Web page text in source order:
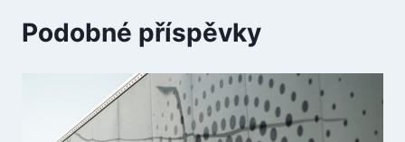
Podobné příspěvky